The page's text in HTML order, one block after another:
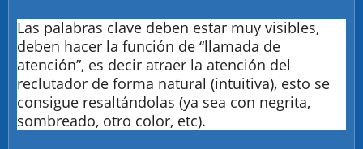
Las palabras clave deben estar muy visibles,
deben hacer la función de “llamada de
atención”, es decir atraer la atención del
reclutador de forma natural (intuitiva), esto se
consigue resaltándolas (ya sea con negrita,
sombreado, otro color, etc).